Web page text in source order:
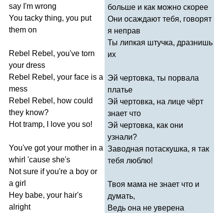
say I'm wrong
You tacky thing, you put
them on
Rebel Rebel , you've torn
your dress
Rebel Rebel , your face is a
mess
Rebel Rebel , how could
they know?
Hot tramp, love you so!
You've got your mother in a
whirl 'cause she's
Not sure if you're a boy or
a girl
Hey babe, your hair's
alright
больше и как можно скорее
Они осаждают тебя, говорят
я неправ
Ты липкая штучка, дразнишь
их
Эй чертовка, ты порвала
платье
Эй чертовка, на лице чёрт
знает что
Эй чертовка, как они
узнали?
Заводная потаскушка, я так
тебя люблю!
Твоя мама не знает что и
думать,
Ведь она не уверена